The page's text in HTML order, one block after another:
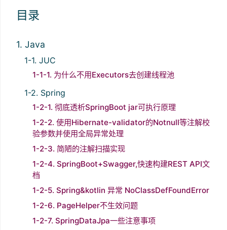
目录
1. Java
1-1. JUC
1-1-1. 为什么不用Executors去创建线程池
1-2. Spring
1-2-1. 彻底透析SpringBoot jar可执行原理
1-2-2. 使用Hibernate-validator的Notnull等注解校
验参数并使用全局异常处理
1-2-3. 简陋的注解扫描实现
1-2-4. SpringBoot+Swagger,快速构建REST API文
档
1-2-5. Spring&kotlin 异常 NoClassDefFoundError
1-2-6. PageHelper不生效问题
1-2-7. SpringDataJpa一些注意事项